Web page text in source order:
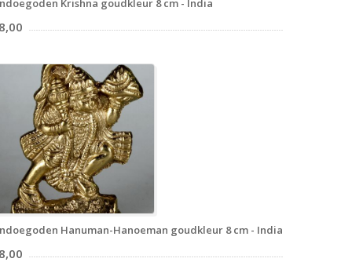
Krishna goudkleur 8 cm - India
Hanuman-Hanoeman goudkleur 8 cm - India